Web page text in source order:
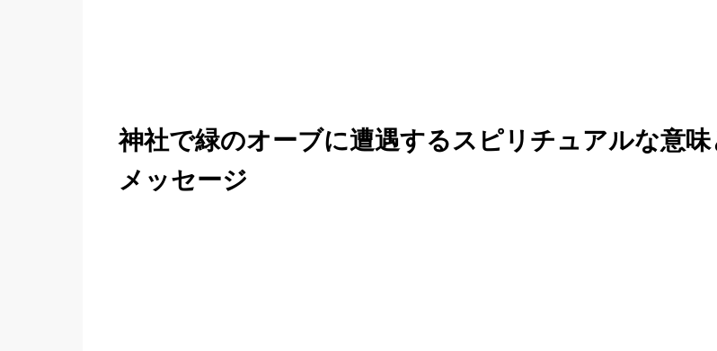
神社で緑のオーブに遭遇するスピリチュアルな意味
メッセージ